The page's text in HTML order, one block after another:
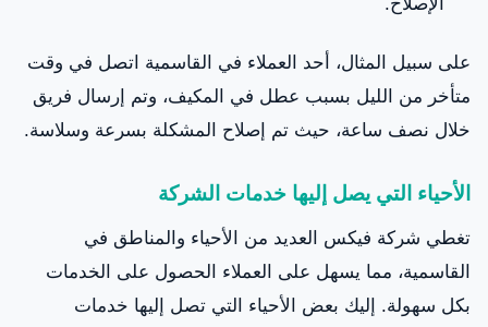
على سبيل المثال، أحد العملاء في القاسمية اتصل في وقت
متأخر من الليل بسبب عطل في المكيف، وتم إرسال فريق
خلال نصف ساعة، حيث تم إصلاح المشكلة بسرعة وسلاسة.
الأحياء التي يصل إليها خدمات الشركة
تغطي شركة فيكس العديد من الأحياء والمناطق في
القاسمية، مما يسهل على العملاء الحصول على الخدمات
بكل سهولة. إليك بعض الأحياء التي تصل إليها خدمات